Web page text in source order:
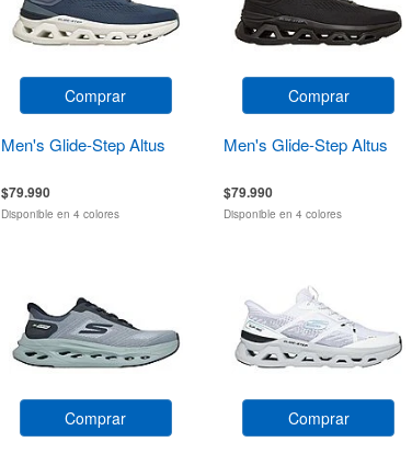
Comprar
Men's Glide-Step Altus
$79.990
Disponible en 4 colores
Comprar
Men's Glide-Step Altus
$79.990
Disponible en 4 colores
Comprar Comprar